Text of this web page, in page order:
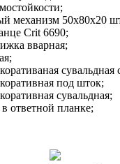
механизм 50х80х20
Crit 6690;
вварная;
под шток;
сувальдная;
ответной планке;